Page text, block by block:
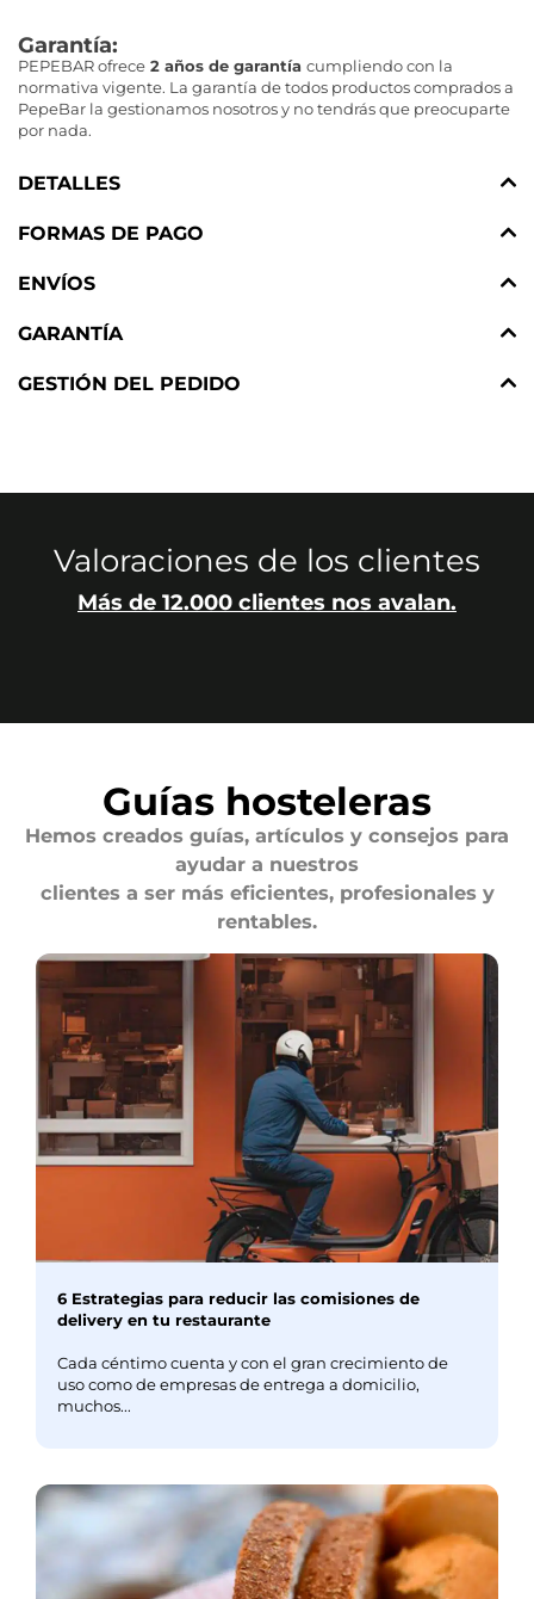
Garantía:
PEPEBAR ofrece 2 años de garantía cumpliendo con la
normativa vigente. La garantía de todos productos comprados a
PepeBar la gestionamos nosotros y no tendrás que preocuparte
por nada.
DETALLES
FORMAS DE PAGO
ENVÍOS
GARANTÍA
GESTIÓN DEL PEDIDO
Valoraciones de los clientes
Más de 12.000 clientes nos avalan.
Guías hosteleras
Hemos creados guías, artículos y consejos para
ayudar a nuestros
clientes a ser más eficientes, profesionales y
rentables.
6 Estrategias para reducir las comisiones de
delivery en tu restaurante
Cada céntimo cuenta y con el gran crecimiento de
uso como de empresas de entrega a domicilio,
muchos...